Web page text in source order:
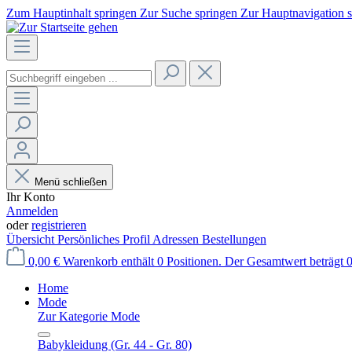
Zum Hauptinhalt springen Zur Suche springen Zur Hauptnavigation
Menü schließen
Ihr Konto
Anmelden
oderregistrieren
Übersicht Persönliches Profil Adressen Bestellungen
0,00 € Warenkorb enthält 0 Positionen. Der Gesamtwert beträgt
Home
Mode
Zur Kategorie Mode
Babykleidung (Gr. 44 - Gr. 80)